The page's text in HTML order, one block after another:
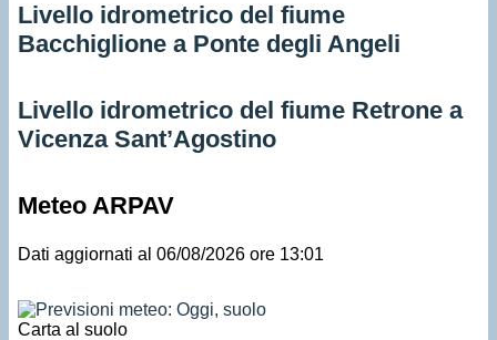
Livello idrometrico del fiume
Bacchiglione a Ponte degli Angeli
Livello idrometrico del fiume Retrone a
Vicenza Sant’Agostino
Meteo ARPAV
Dati aggiornati al 06/08/2026 ore 13:01
Carta al suolo